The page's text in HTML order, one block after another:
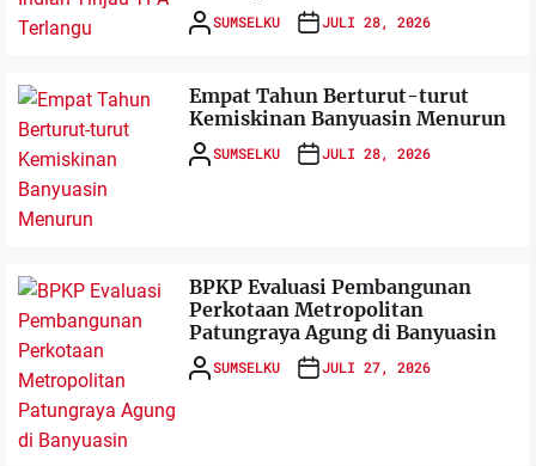
SUMSELKU JULI 28, 2026
Empat Tahun Berturut-turut
Kemiskinan Banyuasin Menurun
SUMSELKU JULI 28, 2026
BPKP Evaluasi Pembangunan
Perkotaan Metropolitan
Patungraya Agung di Banyuasin
SUMSELKU JULI 27, 2026